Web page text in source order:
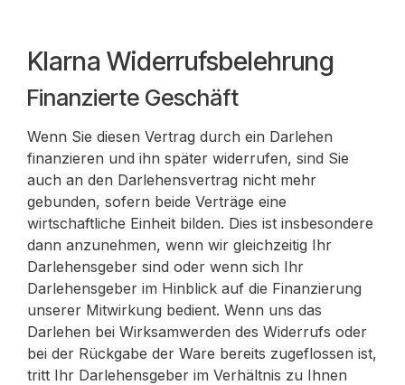
Klarna Widerrufsbelehrung
Finanzierte Geschäft
Wenn Sie diesen Vertrag durch ein Darlehen
finanzieren und ihn später widerrufen, sind Sie
auch an den Darlehensvertrag nicht mehr
gebunden, sofern beide Verträge eine
wirtschaftliche Einheit bilden. Dies ist insbesondere
dann anzunehmen, wenn wir gleichzeitig Ihr
Darlehensgeber sind oder wenn sich Ihr
Darlehensgeber im Hinblick auf die Finanzierung
unserer Mitwirkung bedient. Wenn uns das
Darlehen bei Wirksamwerden des Widerrufs oder
bei der Rückgabe der Ware bereits zugeflossen ist,
tritt Ihr Darlehensgeber im Verhältnis zu Ihnen